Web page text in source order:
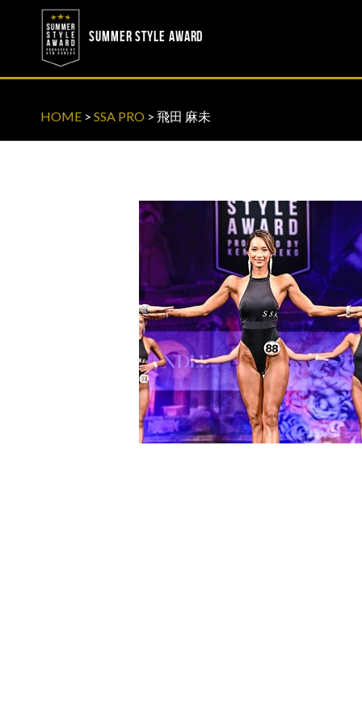
SUMMER STYLE AWARD
HOME > SSA PRO > 飛田 麻未